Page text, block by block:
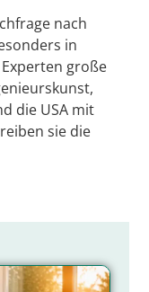
nach
in
große
die USA mit
sie die